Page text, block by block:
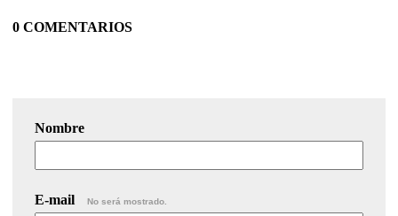
0 COMENTARIOS
Nombre
E-mail No será mostrado.